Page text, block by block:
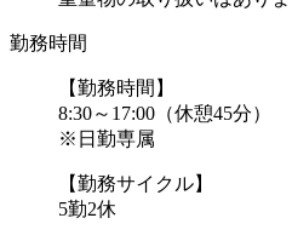
勤務時間
【勤務時間】
8:30～17:00（休憩45分）
※日勤専属
【勤務サイクル】
5勤2休